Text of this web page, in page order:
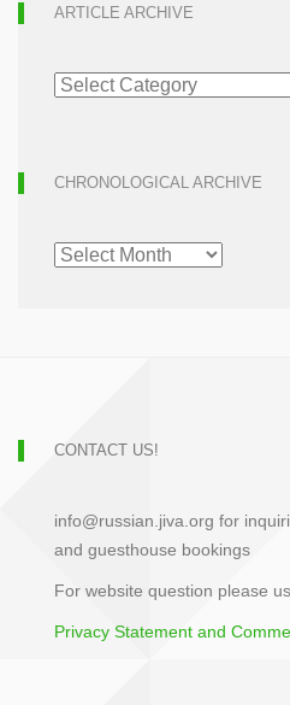
ARTICLE ARCHIVE
ARTICLE
ARCHIVE
CHRONOLOGICAL ARCHIVE
CHRONOLOGICAL
ARCHIVE
CONTACT US!
info@russian.jiva.org for
and guesthouse bookings
For website question please
Privacy Statement and